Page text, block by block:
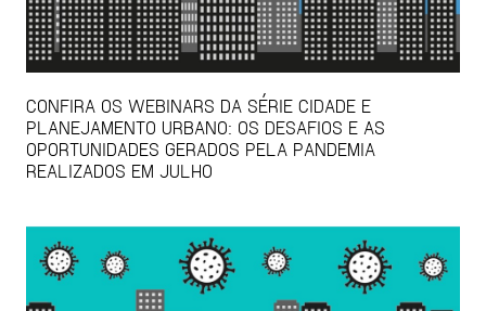
CONFIRA OS WEBINARS DA SÉRIE CIDADE E
PLANEJAMENTO URBANO: OS DESAFIOS E AS
OPORTUNIDADES GERADOS PELA PANDEMIA
REALIZADOS EM JULHO